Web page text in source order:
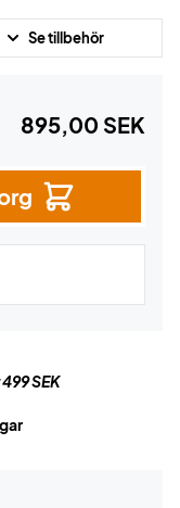
Se tillbehör
895,00 SEK
SEK